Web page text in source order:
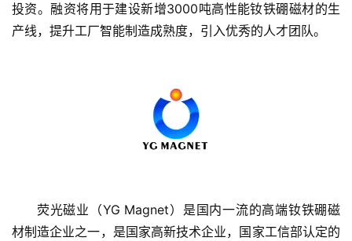
投资。融资将用于建设新增3000吨高性能钕铁硼磁材的生
产线，提升工厂智能制造成熟度，引入优秀的人才团队。
荧光磁业（YG Magnet）是国内一流的高端钕铁硼磁
材制造企业之一，是国家高新技术企业，国家工信部认定的